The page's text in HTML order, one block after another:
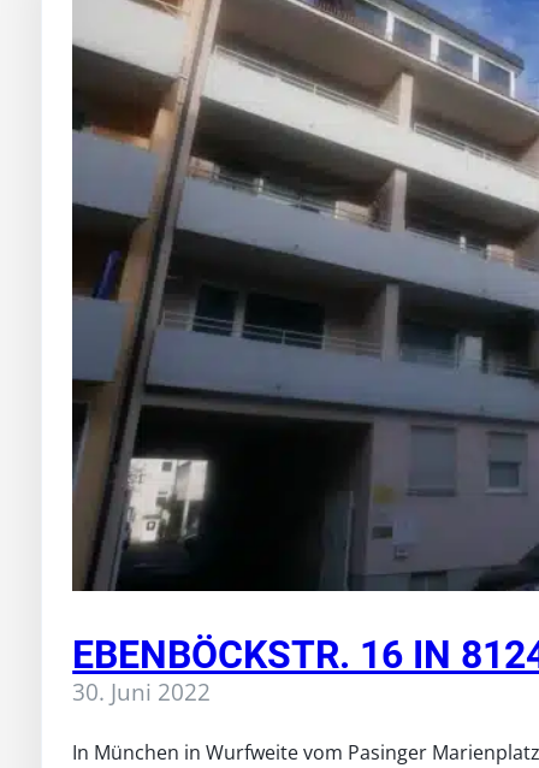
EBENBÖCKSTR. 16 IN
30. Juni 2022
In München in Wurfweite vom Pasinger